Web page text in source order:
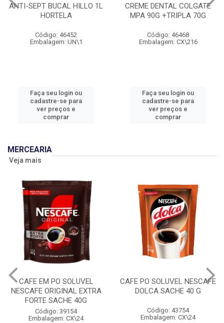
ANTI-SEPT BUCAL HILLO 1L
HORTELA
Código: 46452
Embalagem: UN\1
Faça seu login ou
cadastre-se para
ver preços e
comprar
CREME DENTAL COLGATE
MPA 90G +TRIPLA 70G
Código: 46468
Embalagem: CX\216
Faça seu login ou
cadastre-se para
ver preços e
comprar
MERCEARIA
Veja mais
CAFE EM PO SOLUVEL
NESCAFE ORIGINAL EXTRA
FORTE SACHE 40G
Código: 39154
Embalagem: CX\24
CAFE PO SOLUVEL NESCAFE
DOLCA SACHE 40 G
Código: 43754
Embalagem: CX\24